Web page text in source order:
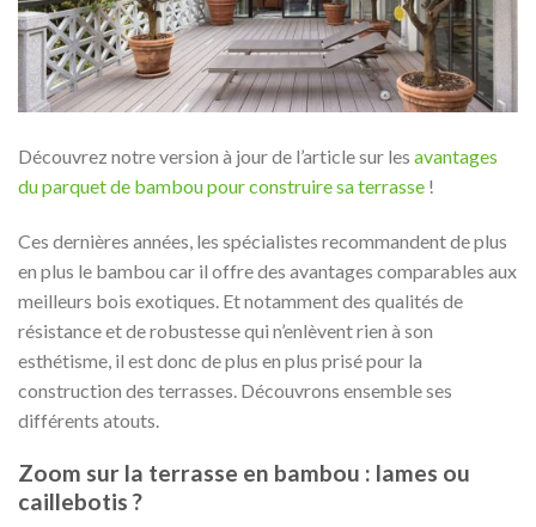
Découvrez notre version à jour de l’article sur les avantages
du parquet de bambou pour construire sa terrasse !
Ces dernières années, les spécialistes recommandent de plus
en plus le bambou car il offre des avantages comparables aux
meilleurs bois exotiques. Et notamment des qualités de
résistance et de robustesse qui n’enlèvent rien à son
esthétisme, il est donc de plus en plus prisé pour la
construction des terrasses. Découvrons ensemble ses
différents atouts.
Zoom sur la terrasse en bambou : lames ou
caillebotis ?